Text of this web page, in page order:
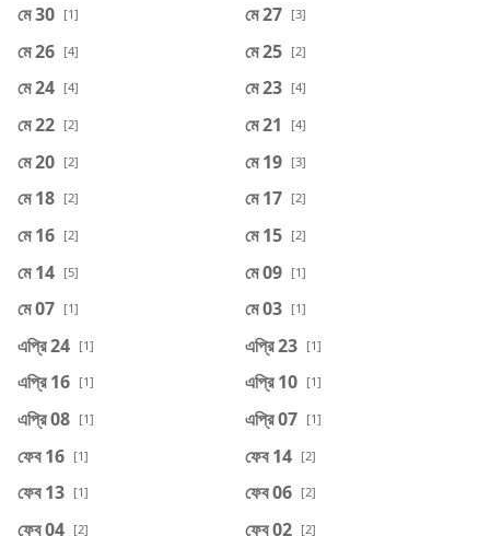
মে 30 [1] মে 27 [3]
মে 26 [4] মে 25 [2]
মে 24 [4] মে 23 [4]
মে 22 [2] মে 21 [4]
মে 20 [2] মে 19 [3]
মে 18 [2] মে 17 [2]
মে 16 [2] মে 15 [2]
মে 14 [5] মে 09 [1]
মে 07 [1] মে 03 [1]
এপ্রি 24 [1] এপ্রি 23 [1]
এপ্রি 16 [1] এপ্রি 10 [1]
এপ্রি 08 [1] এপ্রি 07 [1]
ফেব 16 [1] ফেব 14 [2]
ফেব 13 [1] ফেব 06 [2]
ফেব 04 [2] ফেব 02 [2]